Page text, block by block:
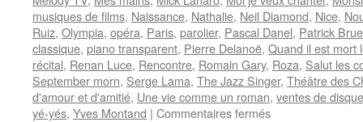
musiques de films, Naissance, Nathalie, Neil Diamond, Nice,
Ruiz, Olympia, opéra, Paris, parolier, Pascal Danel, Patrick
classique, piano transparent, Pierre Delanoë, Quand il est mort
récital, Renan Luce, Rencontre, Romain Gary, Roza, Salut les
September morn, Serge Lama, The Jazz Singer, Théâtre des
d'amour et d'amitié, Une vie comme un roman, ventes de
yé-yés, Yves Montand | Commentaires ferméssur